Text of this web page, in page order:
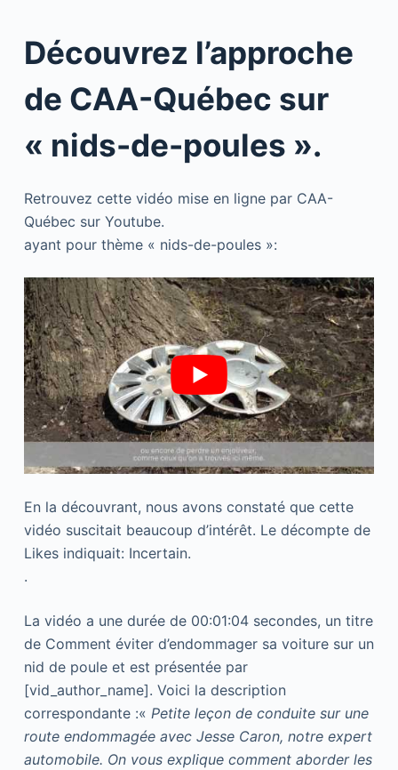
Découvrez l’approche
de CAA-Québec sur
« nids-de-poules ».
Retrouvez cette vidéo mise en ligne par CAA-
Québec sur Youtube.
ayant pour thème « nids-de-poules »:
En la découvrant, nous avons constaté que cette
vidéo suscitait beaucoup d’intérêt. Le décompte de
Likes indiquait: Incertain.
.
La vidéo a une durée de 00:01:04 secondes, un titre
de Comment éviter d’endommager sa voiture sur un
nid de poule et est présentée par
[vid_author_name]. Voici la description
correspondante :« Petite leçon de conduite sur une
route endommagée avec Jesse Caron, notre expert
automobile. On vous explique comment aborder les